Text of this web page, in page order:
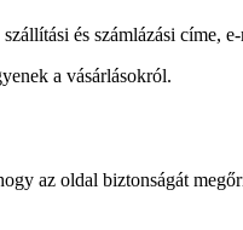
és számlázási címe,
a vásárlásokról.
az oldal biztonságát